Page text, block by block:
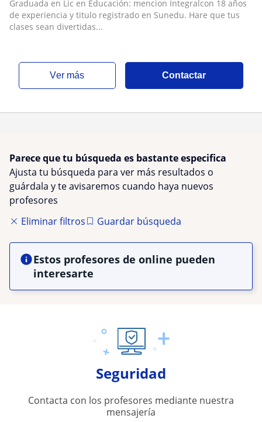
Graduada en Lic en Educación: mencion Integralcon 18 años
de experiencia y titulo registrado en Sunedu. Hare que tus
clases sean divertidas...
ver más Contactar
Parece que tu búsqueda es bastante especifica
Ajusta tu búsqueda para ver más resultados o
guárdala y te avisaremos cuando haya nuevos
profesores
Eliminar filtros
Guardar búsqueda
Estos profesores de online pueden
interesarte
Seguridad
Contacta con los profesores mediante nuestra
mensajería